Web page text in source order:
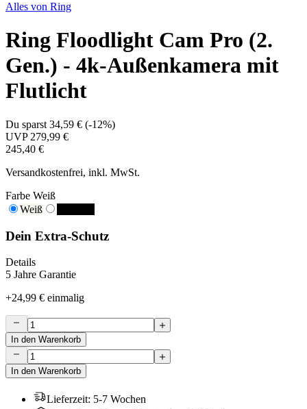
Alles von Ring
Ring Floodlight Cam Pro (2.
Gen.) - 4k-Außenkamera mit
Flutlicht
Du sparst 34,59 € (-12%)
UVP 279,99 €
245,40 €
Versandkostenfrei, inkl. MwSt.
Farbe Weiß
Weiß
Dein Extra-Schutz
Details
5 Jahre Garantie
+24,99 € einmalig
In den Warenkorb
In den Warenkorb
Lieferzeit: 5-7 Wochen